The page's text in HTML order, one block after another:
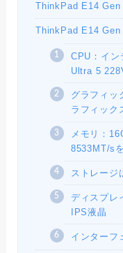
ThinkPad E14 Gen
ThinkPad E14 Gen
CPU：イ
Ultra 5
グラフィッ
ラフィック
メモリ：
8533MT/s
ストレー
ディスプレ
IPS液晶
インターフ